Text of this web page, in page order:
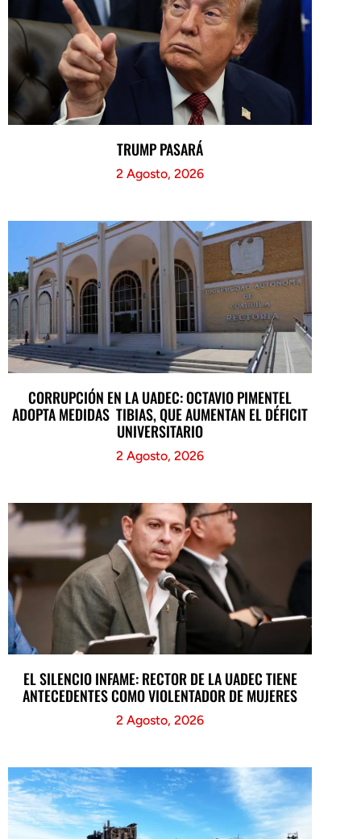
TRUMP PASARÁ
2 Agosto, 2026
CORRUPCIÓN EN LA UADEC: OCTAVIO PIMENTEL
ADOPTA MEDIDAS TIBIAS, QUE AUMENTAN EL DÉFICIT
UNIVERSITARIO
2 Agosto, 2026
EL SILENCIO INFAME: RECTOR DE LA UADEC TIENE
ANTECEDENTES COMO VIOLENTADOR DE MUJERES
2 Agosto, 2026